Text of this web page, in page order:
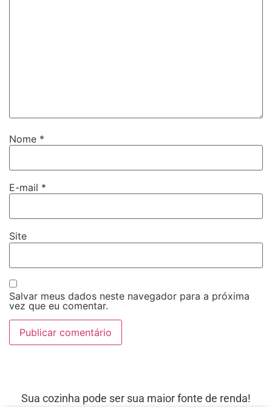
Nome *
E-mail *
Site
Salvar meus dados neste navegador para a próxima
vez que eu comentar.
Sua cozinha pode ser sua maior fonte de renda!